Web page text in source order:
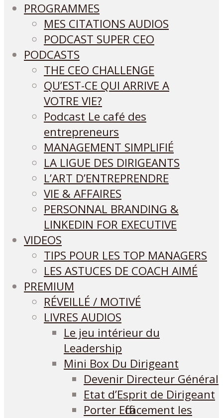
PROGRAMMES
MES CITATIONS AUDIOS
PODCAST SUPER CEO
PODCASTS
THE CEO CHALLENGE
QU’EST-CE QUI ARRIVE A
VOTRE VIE?
Podcast Le café des
entrepreneurs
MANAGEMENT SIMPLIFIÉ
LA LIGUE DES DIRIGEANTS
L’ART D’ENTREPRENDRE
VIE & AFFAIRES
PERSONNAL BRANDING &
LINKEDIN FOR EXECUTIVE
VIDEOS
TIPS POUR LES TOP MANAGERS
LES ASTUCES DE COACH AIMÉ
PREMIUM
RÉVEILLÉ / MOTIVÉ
LIVRES AUDIOS
Le jeu intérieur du
Leadership
Mini Box Du Dirigeant
Devenir Directeur Général
Etat d’Esprit de Dirigeant
Porter Efficacement les